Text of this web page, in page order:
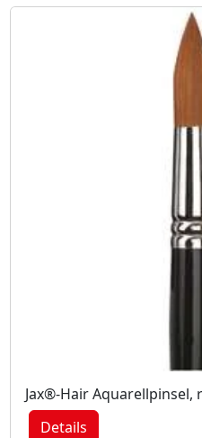
Jax®-Hair Aquarellpinsel,
Details